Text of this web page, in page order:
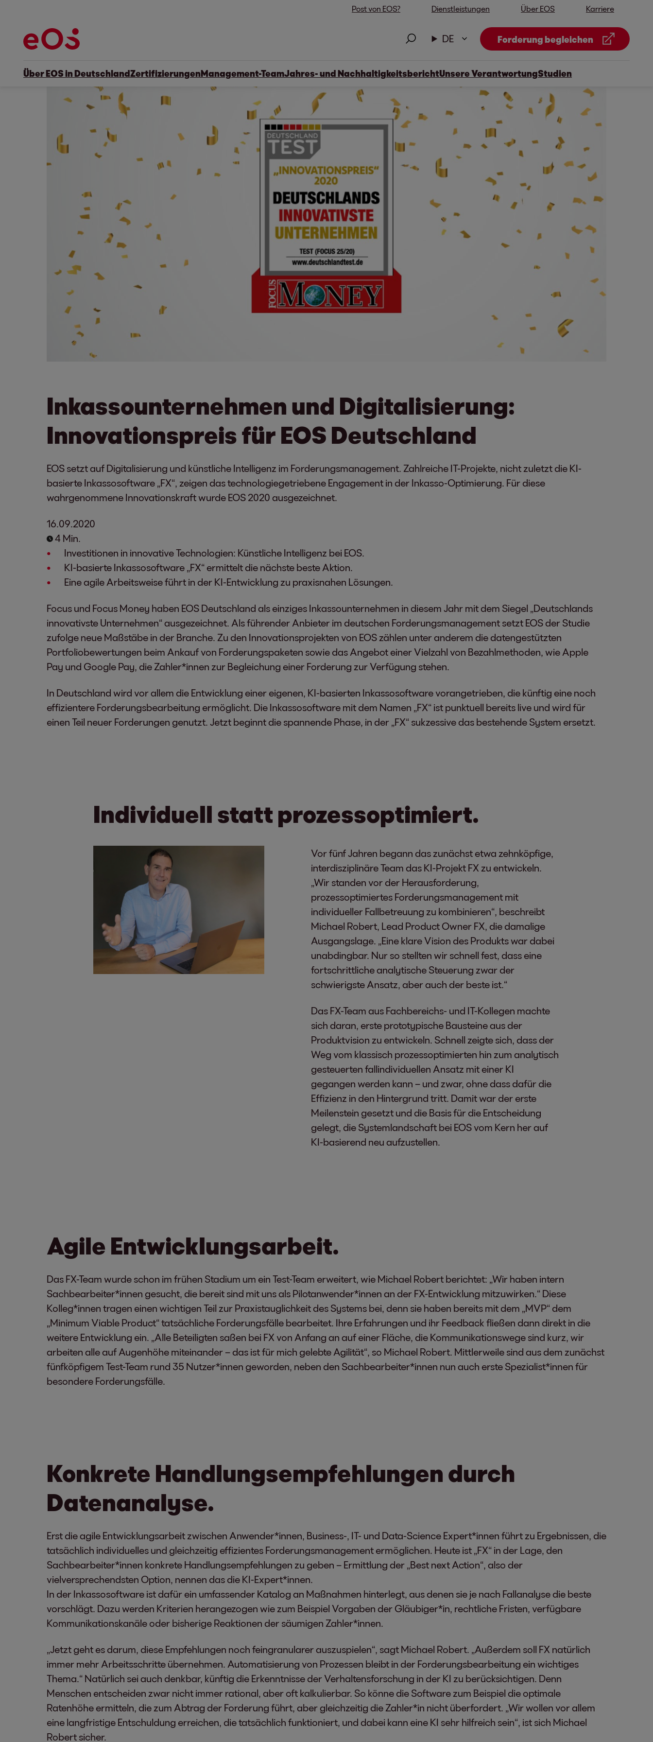
Post von EOS? Dienstleistungen Über EOS Karriere
DE Forderung begleichen
Über EOS in DeutschlandZertifizierungenManagement-TeamJahres- und NachhaltigkeitsberichtUnsere VerantwortungStudien
Inkassounternehmen und Digitalisierung:
Innovationspreis für EOS Deutschland
EOS setzt auf Digitalisierung und künstliche Intelligenz im Forderungsmanagement. Zahlreiche IT-Projekte, nicht zuletzt die KI-
basierte Inkassosoftware „FX“, zeigen das technologiegetriebene Engagement in der Inkasso-Optimierung. Für diese
wahrgenommene Innovationskraft wurde EOS 2020 ausgezeichnet.
16.09.2020
4 Min.
Investitionen in innovative Technologien: Künstliche Intelligenz bei EOS.
KI-basierte Inkassosoftware „FX“ ermittelt die nächste beste Aktion.
Eine agile Arbeitsweise führt in der KI-Entwicklung zu praxisnahen Lösungen.
Focus und Focus Money haben EOS Deutschland als einziges Inkassounternehmen in diesem Jahr mit dem Siegel „Deutschlands
innovativste Unternehmen“ ausgezeichnet. Als führender Anbieter im deutschen Forderungsmanagement setzt EOS der Studie
zufolge neue Maßstäbe in der Branche. Zu den Innovationsprojekten von EOS zählen unter anderem die datengestützten
Portfoliobewertungen beim Ankauf von Forderungspaketen sowie das Angebot einer Vielzahl von Bezahlmethoden, wie Apple
Pay und Google Pay, die Zahler*innen zur Begleichung einer Forderung zur Verfügung stehen.
In Deutschland wird vor allem die Entwicklung einer eigenen, KI-basierten Inkassosoftware vorangetrieben, die künftig eine noch
effizientere Forderungsbearbeitung ermöglicht. Die Inkassosoftware mit dem Namen „FX“ ist punktuell bereits live und wird für
einen Teil neuer Forderungen genutzt. Jetzt beginnt die spannende Phase, in der „FX“ sukzessive das bestehende System ersetzt.
Individuell statt prozessoptimiert.
Vor fünf Jahren begann das zunächst etwa zehnköpfige,
interdisziplinäre Team das KI-Projekt FX zu entwickeln.
„Wir standen vor der Herausforderung,
prozessoptimiertes Forderungsmanagement mit
individueller Fallbetreuung zu kombinieren“, beschreibt
Michael Robert, Lead Product Owner FX, die damalige
Ausgangslage. „Eine klare Vision des Produkts war dabei
unabdingbar. Nur so stellten wir schnell fest, dass eine
fortschrittliche analytische Steuerung zwar der
schwierigste Ansatz, aber auch der beste ist.“
Das FX-Team aus Fachbereichs- und IT-Kollegen machte
sich daran, erste prototypische Bausteine aus der
Produktvision zu entwickeln. Schnell zeigte sich, dass der
Weg vom klassisch prozessoptimierten hin zum analytisch
gesteuerten fallindividuellen Ansatz mit einer KI
gegangen werden kann – und zwar, ohne dass dafür die
Effizienz in den Hintergrund tritt. Damit war der erste
Meilenstein gesetzt und die Basis für die Entscheidung
gelegt, die Systemlandschaft bei EOS vom Kern her auf
KI-basierend neu aufzustellen.
Agile Entwicklungsarbeit.
Das FX-Team wurde schon im frühen Stadium um ein Test-Team erweitert, wie Michael Robert berichtet: „Wir haben intern
Sachbearbeiter*innen gesucht, die bereit sind mit uns als Pilotanwender*innen an der FX-Entwicklung mitzuwirken.“ Diese
Kolleg*innen tragen einen wichtigen Teil zur Praxistauglichkeit des Systems bei, denn sie haben bereits mit dem „MVP“ dem
„Minimum Viable Product“ tatsächliche Forderungsfälle bearbeitet. Ihre Erfahrungen und ihr Feedback fließen dann direkt in die
weitere Entwicklung ein. „Alle Beteiligten saßen bei FX von Anfang an auf einer Fläche, die Kommunikationswege sind kurz, wir
arbeiten alle auf Augenhöhe miteinander – das ist für mich gelebte Agilität“, so Michael Robert. Mittlerweile sind aus dem zunächst
fünfköpfigem Test-Team rund 35 Nutzer*innen geworden, neben den Sachbearbeiter*innen nun auch erste Spezialist*innen für
besondere Forderungsfälle.
Konkrete Handlungsempfehlungen durch
Datenanalyse.
Erst die agile Entwicklungsarbeit zwischen Anwender*innen, Business-, IT- und Data-Science Expert*innen führt zu Ergebnissen, die
tatsächlich individuelles und gleichzeitig effizientes Forderungsmanagement ermöglichen. Heute ist „FX“ in der Lage, den
Sachbearbeiter*innen konkrete Handlungsempfehlungen zu geben – Ermittlung der „Best next Action“, also der
vielversprechendsten Option, nennen das die KI-Expert*innen.
In der Inkassosoftware ist dafür ein umfassender Katalog an Maßnahmen hinterlegt, aus denen sie je nach Fallanalyse die beste
vorschlägt. Dazu werden Kriterien herangezogen wie zum Beispiel Vorgaben der Gläubiger*in, rechtliche Fristen, verfügbare
Kommunikationskanäle oder bisherige Reaktionen der säumigen Zahler*innen.
„Jetzt geht es darum, diese Empfehlungen noch feingranularer auszuspielen“, sagt Michael Robert. „Außerdem soll FX natürlich
immer mehr Arbeitsschritte übernehmen. Automatisierung von Prozessen bleibt in der Forderungsbearbeitung ein wichtiges
Thema.“ Natürlich sei auch denkbar, künftig die Erkenntnisse der Verhaltensforschung in der KI zu berücksichtigen. Denn
Menschen entscheiden zwar nicht immer rational, aber oft kalkulierbar. So könne die Software zum Beispiel die optimale
Ratenhöhe ermitteln, die zum Abtrag der Forderung führt, aber gleichzeitig die Zahler*in nicht überfordert. „Wir wollen vor allem
eine langfristige Entschuldung erreichen, die tatsächlich funktioniert, und dabei kann eine KI sehr hilfreich sein“, ist sich Michael
Robert sicher.